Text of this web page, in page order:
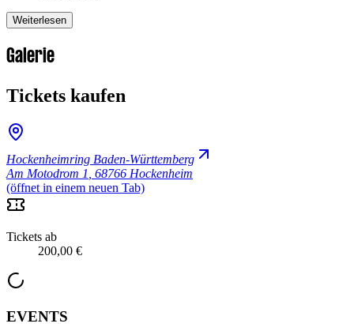
Weiterlesen
Galerie
Tickets kaufen
Hockenheimring Baden-Württemberg
Am Motodrom 1 68766 Hockenheim
(öffnet in einem neuen Tab)
Tickets ab
200,00 €
EVENTS